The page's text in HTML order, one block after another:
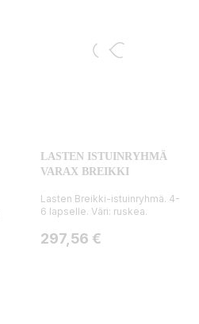
LASTEN ISTUINRYHMÄ
VARAX BREIKKI
Lasten Breikki-istuinryhmä. 4-
6 lapselle. Väri: ruskea.
Hinta
297,56 €